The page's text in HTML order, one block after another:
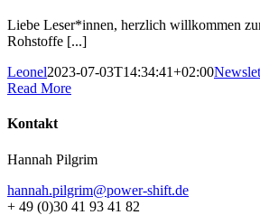
Liebe Leser*innen, herzlich willkommen
Rohstoffe [...]
Leonel2023-07-03T14:34:41+02:00
Read More
Kontakt
Hannah Pilgrim
hannah.pilgrim@power-shift.de
+ 49 (0)30 41 93 41 82